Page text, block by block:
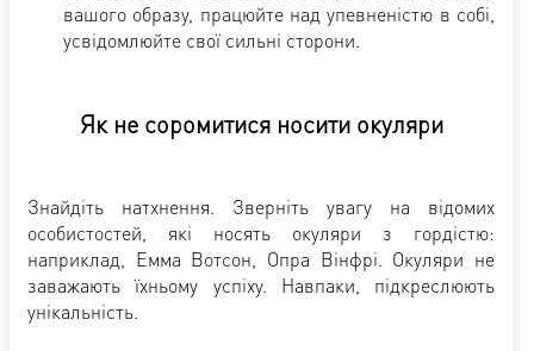
вашого образу, працюйте над упевненістю в собі,
усвідомлюйте свої сильні сторони.
Як не соромитися носити окуляри
Знайдіть натхнення. Зверніть увагу на відомих
особистостей, які носять окуляри з гордістю:
наприклад, Емма Вотсон, Опра Вінфрі. Окуляри не
заважають їхньому успіху. Навпаки, підкреслюють
унікальність.